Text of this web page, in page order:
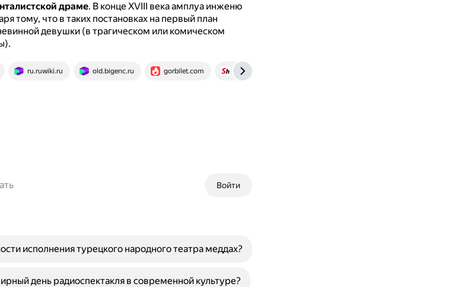
драме. В конце XVIII века амплуа инженю
тому, что в таких постановках на первый план
девушки (в трагическом или комическом
ru.ruwiki.ru old.bigenc.ru gorbilet.com www.starhit.ru
Войти
исполнения турецкого народного театра меддах?
день радиоспектакля в современной культуре?